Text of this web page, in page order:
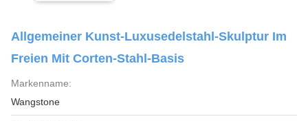
Allgemeiner Kunst-Luxusedelstahl-Skulptur Im
Freien Mit Corten-Stahl-Basis
Markenname:
Wangstone